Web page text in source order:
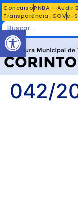
ConcursoPNBA - Audir
Transparência .GOVe-
042/
Abrir a barra de